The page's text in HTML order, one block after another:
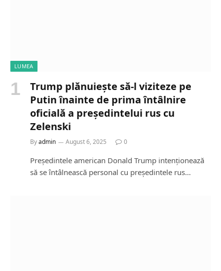
LUMEA
Trump plănuiește să-l viziteze pe
Putin înainte de prima întâlnire
oficială a președintelui rus cu
Zelenski
Byadmin August 6, 2025 0
Președintele american Donald Trump intenționează
să se întâlnească personal cu președintele rus…